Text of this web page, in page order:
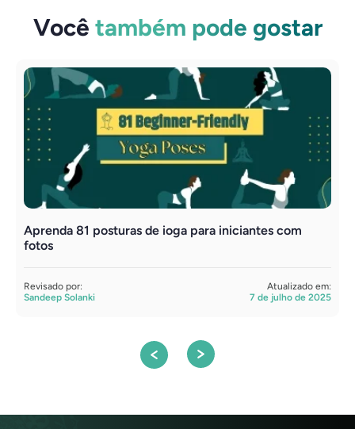
Você também pode gostar
Aprenda 81 posturas de ioga para iniciantes com
fotos
Revisado por:
Sandeep Solanki
Atualizado em:
7 de julho de 2025